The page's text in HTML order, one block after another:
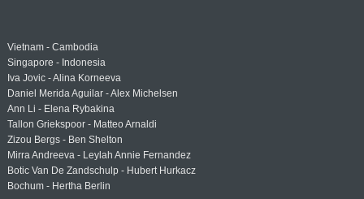
Vietnam - Cambodia
Singapore - Indonesia
Iva Jovic - Alina Korneeva
Daniel Merida Aguilar - Alex Michelsen
Ann Li - Elena Rybakina
Tallon Griekspoor - Matteo Arnaldi
Zizou Bergs - Ben Shelton
Mirra Andreeva - Leylah Annie Fernandez
Botic Van De Zandschulp - Hubert Hurkacz
Bochum - Hertha Berlin